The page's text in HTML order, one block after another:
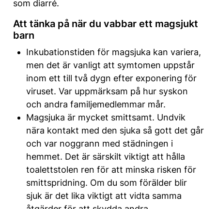
som diarré.
Att tänka på när du vabbar ett magsjukt
barn
Inkubationstiden för magsjuka kan variera,
men det är vanligt att symtomen uppstår
inom ett till två dygn efter exponering för
viruset. Var uppmärksam på hur syskon
och andra familjemedlemmar mår.
Magsjuka är mycket smittsamt. Undvik
nära kontakt med den sjuka så gott det går
och var noggrann med städningen i
hemmet. Det är särskilt viktigt att hålla
toalettstolen ren för att minska risken för
smittspridning. Om du som förälder blir
sjuk är det lika viktigt att vidta samma